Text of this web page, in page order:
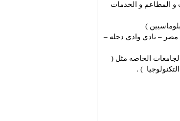
و المطاعم و الخدمات
)
مصر – نادي وادي دجله –
الخاصه مثل (
) .